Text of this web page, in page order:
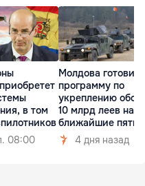
в том
08:00
Молдова готовит
программу по
укреплению
10 млрд леев на
ближайшие пять
4 дня назад